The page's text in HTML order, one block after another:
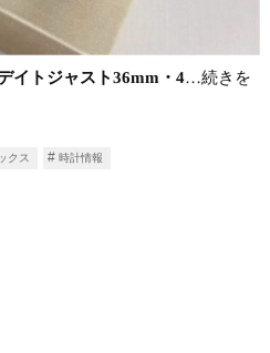
イトジャスト36mm・4…続きを
クス 時計情報